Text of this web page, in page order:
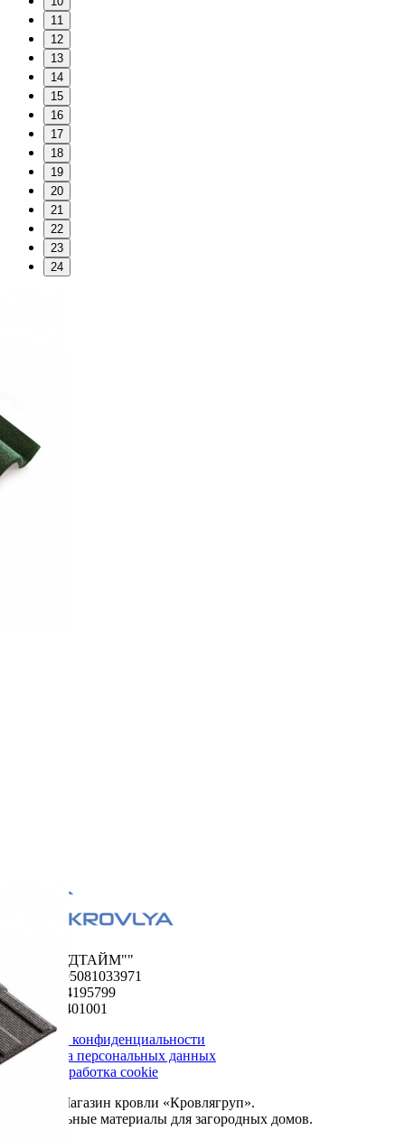
11
12
13
14
15
16
17
18
19
20
21
22
23
24
ООО "ФУДТАЙМ""
ОГРН 1195081033971
ИНН 5024195799
КПП 502401001
Политика конфиденциальности
Обработка персональных данных
Сбор и обработка cookie
© 2026. Магазин кровли «Кровлягруп».
Строительные материалы для загородных домов.